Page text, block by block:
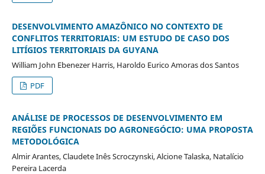
DESENVOLVIMENTO AMAZÔNICO NO CONTEXTO DE
CONFLITOS TERRITORIAIS: UM ESTUDO DE CASO DOS
LITÍGIOS TERRITORIAIS DA GUYANA
William John Ebenezer Harris, Haroldo Eurico Amoras dos Santos
PDF
ANÁLISE DE PROCESSOS DE DESENVOLVIMENTO EM
REGIÕES FUNCIONAIS DO AGRONEGÓCIO: UMA PROPOSTA
METODOLÓGICA
Almir Arantes, Claudete Inês Scroczynski, Alcione Talaska, Natalício
Pereira Lacerda